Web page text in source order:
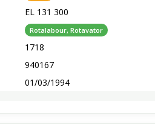
EL 131 300
Rotalabour, Rotavator
1718
940167
01/03/1994